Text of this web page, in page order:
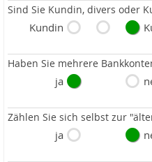
Sind Sie Kundin, divers oder
Kundin
Haben Sie mehrere
ja
Zählen Sie sich selbst zur
ja